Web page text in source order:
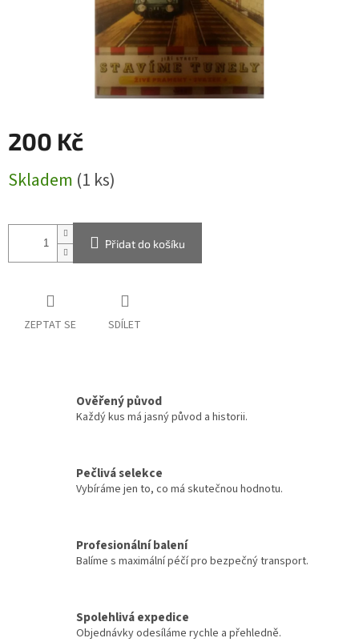
200 Kč
cena:
Skladem (1 ks)
Přidat do košíku
ZEPTAT SE SDÍLET
Ověřený původ
Každý kus má jasný původ a historii.
Pečlivá selekce
Vybíráme jen to, co má skutečnou hodnotu.
Profesionální balení
Balíme s maximální péčí pro bezpečný transport.
Spolehlivá expedice
Objednávky odesíláme rychle a přehledně.